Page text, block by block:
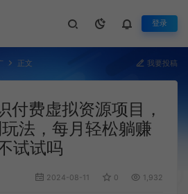
登录
正文 我要投稿
付费虚拟资源项目，
法，每月轻松躺赚
试试吗
2024-08-11 0 1,932